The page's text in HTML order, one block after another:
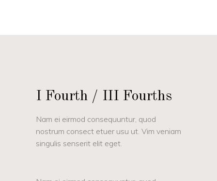
I Fourth / III Fourths
Nam ei eirmod consequuntur, quod
nostrum consect etuer usu ut. Vim veniam
singulis senserit elit eget.